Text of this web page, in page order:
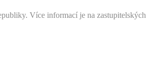
Více informací je na zastupitelských